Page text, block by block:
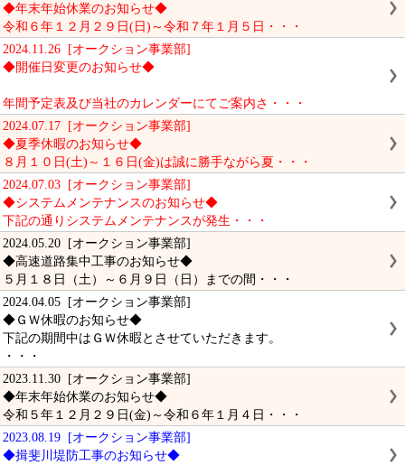
◆年末年始休業のお知らせ◆
令和６年１２月２９日(日)～令和７年１月５日・・・
2024.11.26 [オークション事業部]
◆開催日変更のお知らせ◆
年間予定表及び当社のカレンダーにてご案内さ・・・
2024.07.17 [オークション事業部]
◆夏季休暇のお知らせ◆
８月１０日(土)～１６日(金)は誠に勝手ながら夏・・・
2024.07.03 [オークション事業部]
◆システムメンテナンスのお知らせ◆
下記の通りシステムメンテナンスが発生・・・
2024.05.20 [オークション事業部]
◆高速道路集中工事のお知らせ◆
５月１８日（土）～６月９日（日）までの間・・・
2024.04.05 [オークション事業部]
◆ＧＷ休暇のお知らせ◆
下記の期間中はＧＷ休暇とさせていただきます。
・・・
2023.11.30 [オークション事業部]
◆年末年始休業のお知らせ◆
令和５年１２月２９日(金)～令和６年１月４日・・・
2023.08.19 [オークション事業部]
◆揖斐川堤防工事のお知らせ◆